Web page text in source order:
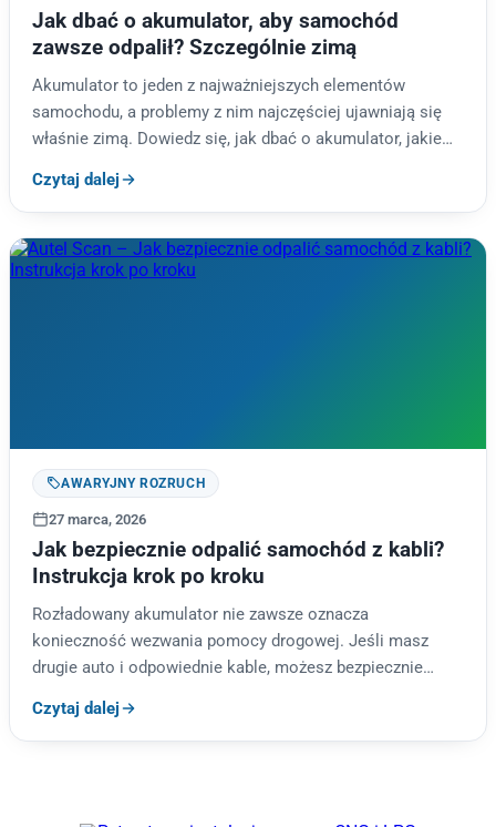
Jak dbać o akumulator, aby samochód
zawsze odpalił? Szczególnie zimą
Akumulator to jeden z najważniejszych elementów
samochodu, a problemy z nim najczęściej ujawniają się
właśnie zimą. Dowiedz się, jak dbać o akumulator, jakie
Czytaj dalej
AWARYJNY ROZRUCH
27 marca, 2026
Jak bezpiecznie odpalić samochód z kabli?
Instrukcja krok po kroku
Rozładowany akumulator nie zawsze oznacza
konieczność wezwania pomocy drogowej. Jeśli masz
drugie auto i odpowiednie kable, możesz bezpiecznie
to krok…
Czytaj dalej